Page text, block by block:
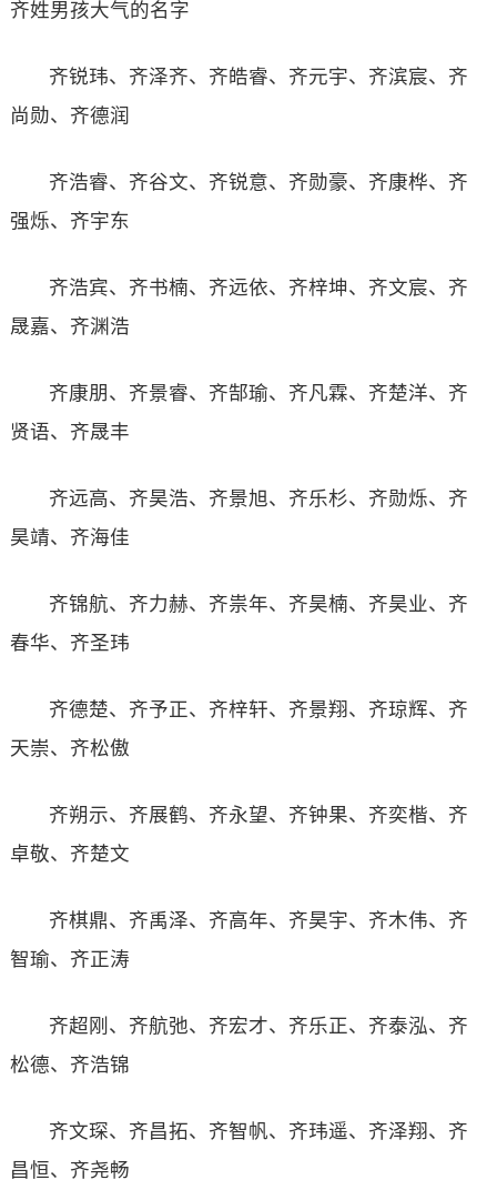
齐姓男孩大气的名字
齐锐玮、齐泽齐、齐皓睿、齐元宇、齐滨宸、齐
尚勋、齐德润
齐浩睿、齐谷文、齐锐意、齐勋豪、齐康桦、齐
强烁、齐宇东
齐浩宾、齐书楠、齐远依、齐梓坤、齐文宸、齐
晟嘉、齐渊浩
齐康朋、齐景睿、齐郜瑜、齐凡霖、齐楚洋、齐
贤语、齐晟丰
齐远高、齐昊浩、齐景旭、齐乐杉、齐勋烁、齐
昊靖、齐海佳
齐锦航、齐力赫、齐祟年、齐昊楠、齐昊业、齐
春华、齐圣玮
齐德楚、齐予正、齐梓轩、齐景翔、齐琼辉、齐
天崇、齐松傲
齐朔示、齐展鹤、齐永望、齐钟果、齐奕楷、齐
卓敬、齐楚文
齐棋鼎、齐禹泽、齐高年、齐昊宇、齐木伟、齐
智瑜、齐正涛
齐超刚、齐航弛、齐宏才、齐乐正、齐泰泓、齐
松德、齐浩锦
齐文琛、齐昌拓、齐智帆、齐玮遥、齐泽翔、齐
昌恒、齐尧畅